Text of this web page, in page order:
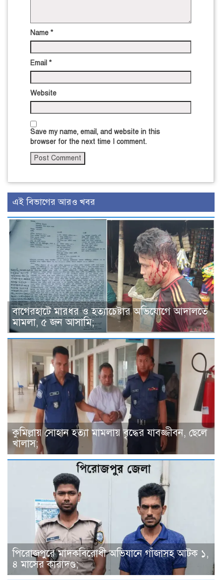
Name *
Email *
Website
Save my name, email, and website in this
browser for the next time I comment.
এই বিভাগের আরও খবর
বাগেরহাটে মারধর ও হত্যাচেষ্টার অভিযোগে আদালতে
মামলা, ৫ জন আসামি;
কুমিল্লায় সোহান হত্যা মামলায় বৃদ্ধের যাবজ্জীবন, ছেলে
খালাস;
পিরোজপুরে মাদকবিরোধী অভিযানে গাঁজাসহ আটক ১,
৪ মাসের কারাদণ্ড;